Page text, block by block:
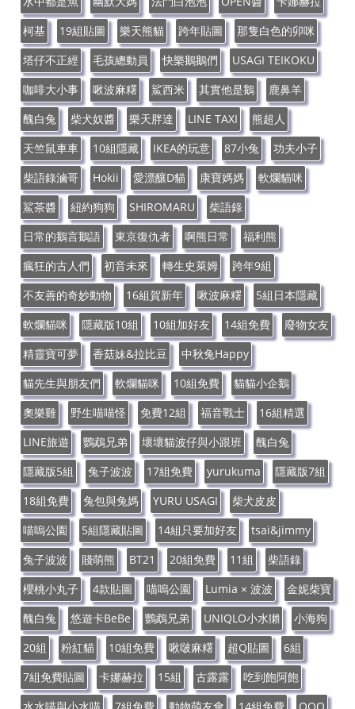
柯基
19組貼圖 樂天熊貓 跨年貼圖
那隻白色的卯咪
塔仔不正經
毛孩總動員 快樂鵝鵝們
USAGI TEIKOKU
咖啡大小事
啾波麻糬 鯊西米 其實他是鵝
鹿鼻羊
醜白兔
柴犬奴醬 樂天胖達 LINE TAXI
熊超人
天竺鼠車車
10組隱藏 IKEA的玩意 87小兔
功夫小子
柴語錄滷哥
Hokii 愛漂釀D貓 康寶媽媽
軟爛貓咪
鯊茶醬
紐約狗狗 SHIROMARU
柴語錄
日常的鵝言鵝語
東京復仇者 啊熊日常
福利熊
瘋狂的古人們
初音未來 轉生史萊姆
跨年9組
不友善的奇妙動物
16組賀新年 啾波麻糬
5組日本隱藏
軟爛貓咪
隱藏版10組 10組加好友 14組免費
廢物女友
精靈寶可夢
香菇妹&拉比豆
中秋兔Happy
貓先生與朋友們
軟爛貓咪 10組免費
貓貓小企鵝
奧樂雞
野生喵喵怪 免費12組 福音戰士
16組精選
LINE旅遊
鸚鵡兄弟 壞壞貓波仔與小跟班
醜白兔
隱藏版5組
兔子波波 17組免費 yurukuma
隱藏版7組
18組免費
兔包與兔媽 YURU USAGI
柴犬皮皮
喵嗚公園
5組隱藏貼圖 14組只要加好友
tsai&jimmy
兔子波波
賤萌熊 BT21 20組免費 11組
柴語錄
櫻桃小丸子
4款貼圖 喵嗚公園 Lumia × 波波
金妮柴寶
醜白兔
悠遊卡BeBe 鸚鵡兄弟 UNIQLO小水獺
小海狗
20組
粉紅貓 10組免費 啾啵麻糬 超Q貼圖
6組
7組免費貼圖
卡娜赫拉 15組 古露露
吃到飽阿飽
水水喵與小水喵
7組免費 動物萌友會 14組免費 QOO